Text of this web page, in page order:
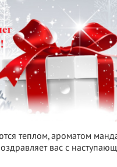
теплом, ароматом
вас с